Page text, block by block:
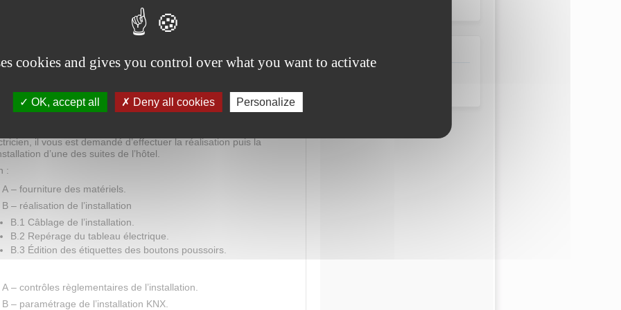
accès aux caméras de surveillance des couloirs.
accès aux caméras de surveillance des couloirs.
il vous est demandé d’effectuer la réalisation puis la
d’une des suites de l’hôtel.
:
A – fourniture des matériels.
B – réalisation de l’installation
B.1 Câblage de l’installation.
B.2 Repérage du tableau électrique.
B.3 Édition des étiquettes des boutons poussoirs.
A – contrôles règlementaires de l’installation.
B – paramétrage de l’installation KNX.
cookies and gives you control over what you want to activate
OK, accept all Deny all cookies Personalize